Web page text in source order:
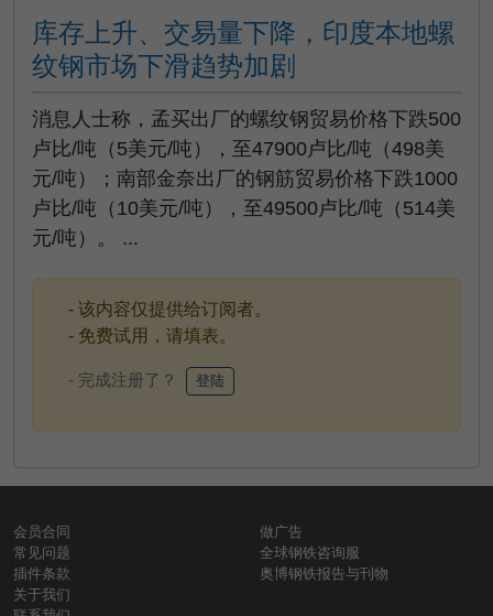
库存上升、交易量下降，印度本地螺
纹钢市场下滑趋势加剧
消息人士称，孟买出厂的螺纹钢贸易价格下跌500
卢比/吨（5美元/吨），至47900卢比/吨（498美
元/吨）；南部金奈出厂的钢筋贸易价格下跌1000
卢比/吨（10美元/吨），至49500卢比/吨（514美
元/吨）。 ...
- 该内容仅提供给订阅者。
- 免费试用，请填表。
- 完成注册了？ 登陆
会员合同
常见问题
插件条款
关于我们
做广告
全球钢铁咨询服
奥博钢铁报告与刊物